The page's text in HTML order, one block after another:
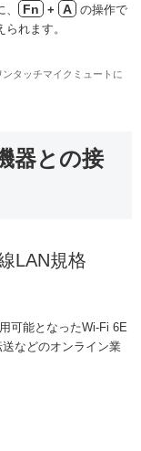
Fn + A の操作で
れます。
タッチマイクミュートに
器との接
LAN規格
可能となったWi-Fi 6E
などのオンライン業